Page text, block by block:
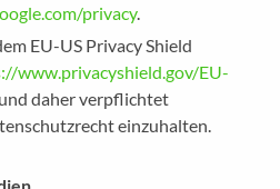
privacy.
EU-US Privacy Shield
www.privacyshield.gov/EU-
daher verpflichtet
einzuhalten.